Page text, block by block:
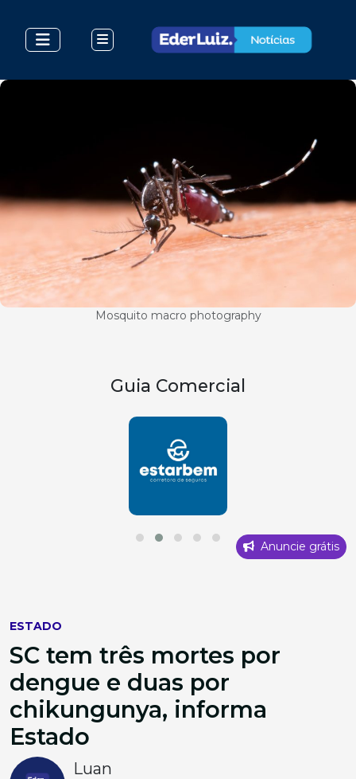
Mosquito macro photography
Guia Comercial
Anuncie grátis
ESTADO
SC tem três mortes por
dengue e duas por
chikungunya, informa
Estado
Luan